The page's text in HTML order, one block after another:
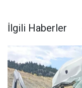
İlgili Haberler